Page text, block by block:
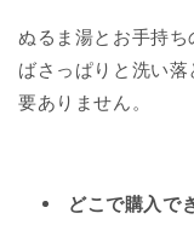
ぬるま湯とお手持
ばさっぱりと洗い
要ありません。
どこで購入で